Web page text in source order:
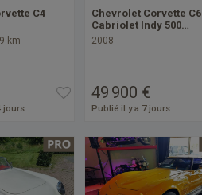
C4
km
jours
Chevrolet Corvette C6
Cabriolet Indy 500…
2008
49 900 €
Publié il y a 7 jours